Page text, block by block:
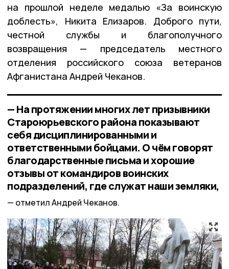
на прошлой неделе медалью «За воинскую
доблесть», Никита Елизаров. Доброго пути,
честной службы и благополучного
возвращения — председатель местного
отделения российского союза ветеранов
Афганистана Андрей Чеканов.
— На протяжении многих лет призывники
Староюрьевского района показывают
себя дисциплинированными и
ответственными бойцами. О чём говорят
благодарственные письма и хорошие
отзывы от командиров воинских
подразделений, где служат наши земляки,
отметил Андрей Чеканов.